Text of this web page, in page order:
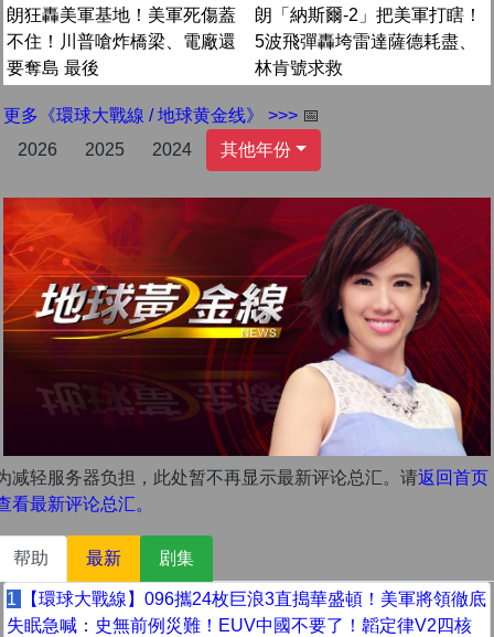
朗狂轟美軍基地！美軍死傷蓋
不住！川普嗆炸橋梁、電廠還
要奪島 最後
朗「納斯爾-2」把美軍打瞎！
5波飛彈轟垮雷達薩德耗盡、
林肯號求救
更多《環球大戰線 / 地球黄金线》 >>> 📅
2026
2025 2024 其他年份
减轻服务器负担，此处暂不再显示最新评论总汇。请返回首页
看最新评论总汇。
帮助 最新 剧集
1
【環球大戰線】096攜24枚巨浪3直搗華盛頓！美軍將領徹底
失眠急喊：史無前例災難！EUV中國不要了！韜定律V2四核